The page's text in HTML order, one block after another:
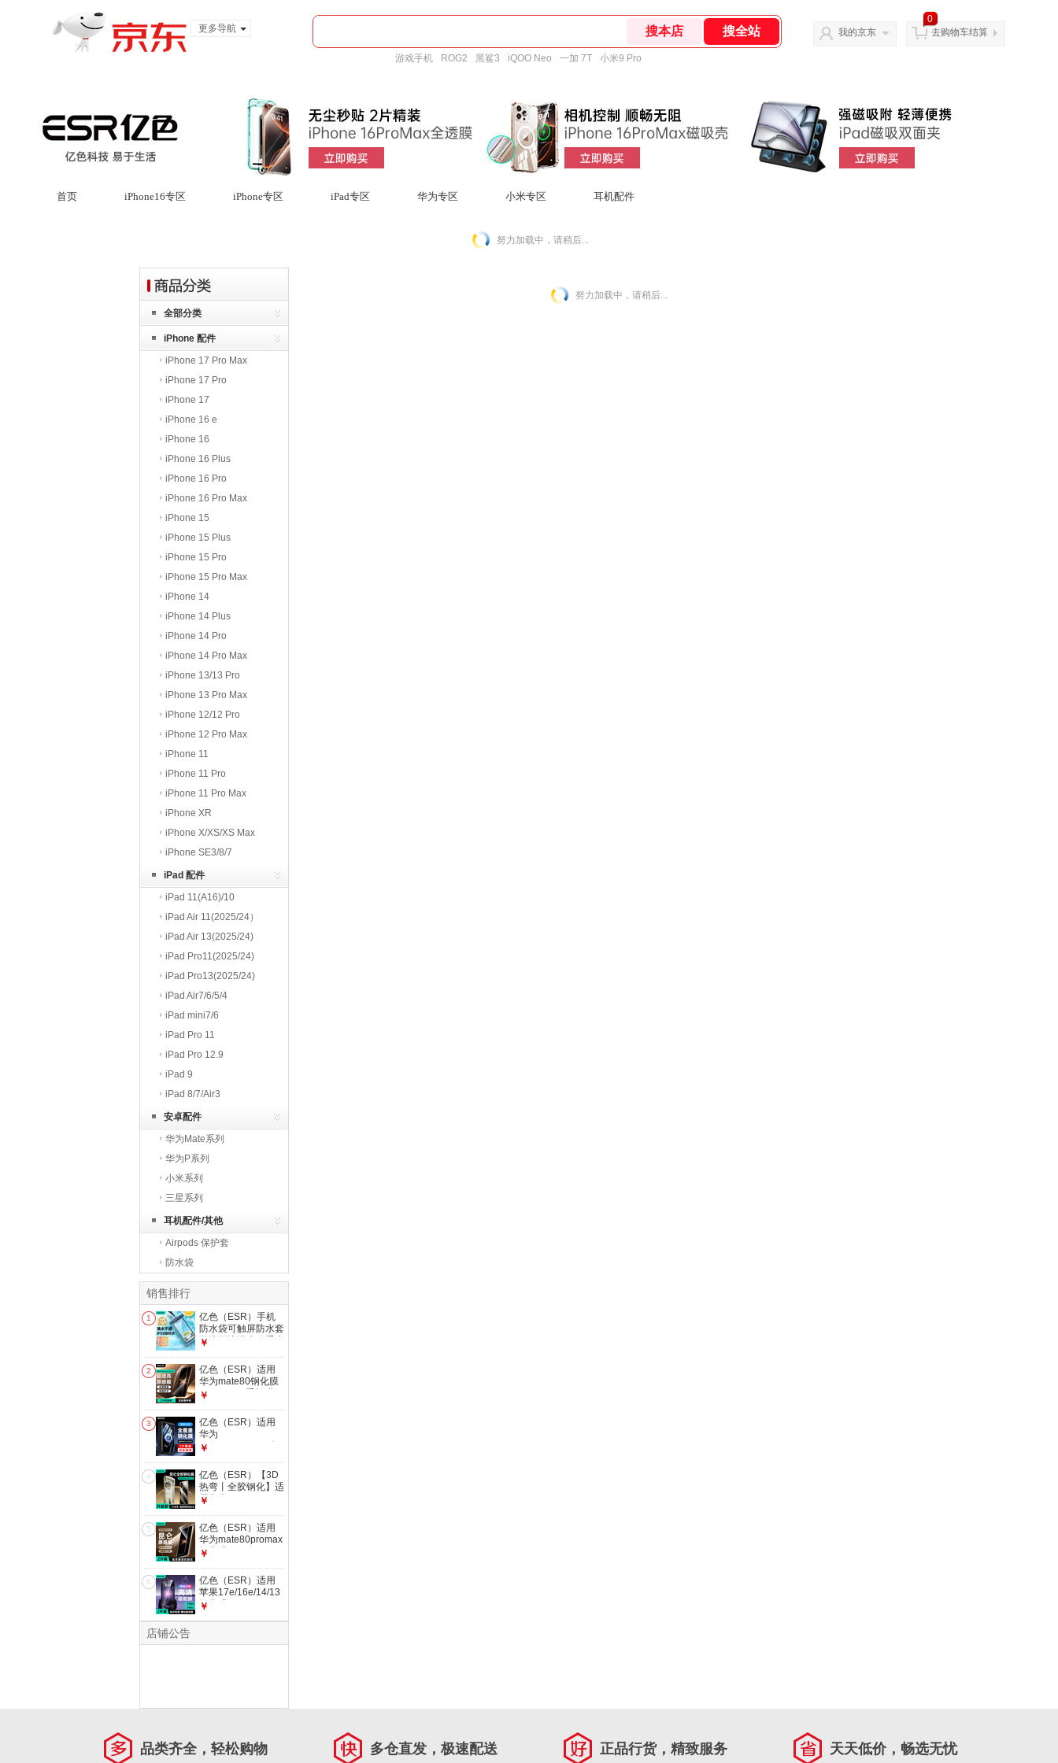
更多导航
游戏手机 ROG2 黑鲨3 iQOO Neo 一加 7T 小米9 Pro
我的京东
0
去购物车结算
首页 iPhone16专区 iPhone专区 iPad专区 华为专区 小米专区 耳机配件
努力加载中，请稍后...
全部分类
iPhone 配件
iPhone 17 Pro Max
iPhone 17 Pro
iPhone 17
iPhone 16 e
iPhone 16
iPhone 16 Plus
iPhone 16 Pro
iPhone 16 Pro Max
iPhone 15
iPhone 15 Plus
iPhone 15 Pro
iPhone 15 Pro Max
iPhone 14
iPhone 14 Plus
iPhone 14 Pro
iPhone 14 Pro Max
iPhone 13/13 Pro
iPhone 13 Pro Max
iPhone 12/12 Pro
iPhone 12 Pro Max
iPhone 11
iPhone 11 Pro
iPhone 11 Pro Max
iPhone XR
iPhone X/XS/XS Max
iPhone SE3/8/7
iPad 配件
iPad 11(A16)/10
iPad Air 11(2025/24）
iPad Air 13(2025/24)
iPad Pro11(2025/24)
iPad Pro13(2025/24)
iPad Air7/6/5/4
iPad mini7/6
iPad Pro 11
iPad Pro 12.9
iPad 9
iPad 8/7/Air3
安卓配件
华为Mate系列
华为P系列
小米系列
三星系列
耳机配件/其他
Airpods 保护套
防水袋
销售排行
1
亿色（ESR）手机
防水袋可触屏防水套
游泳漂流潜水骑手专
照编织挂绳挂脖防尘
防雨保护壳温泉
￥
2
亿色（ESR）适用
华为mate80钢化膜
mate80pro手机膜
盖高清玻璃贴膜防摔
防刮全包抗指纹保护
膜
￥
3
亿色（ESR）适用
华为
Pura90pro/80/70钢
手机膜全屏覆盖高清
防摔抗指纹前膜防刮
无白边贴膜
￥
4
亿色（ESR）【3D
热弯丨全胶钢化】适
用华为mate70pro钢
70rs非凡大师优享版
无尘仓秒贴保护膜
￥
5
亿色（ESR）适用
华为mate80promax
钢化膜
版手机膜80PM高清
钢化膜防摔防刮全覆
盖抗指纹保护膜
￥
6
亿色（ESR）适用
苹果17e/16e/14/13
钢化膜
￥
店铺公告
努力加载中，请稍后...
品类齐全，轻松购物 多仓直发，极速配送 正品行货，精致服务 天天低价，畅选无忧